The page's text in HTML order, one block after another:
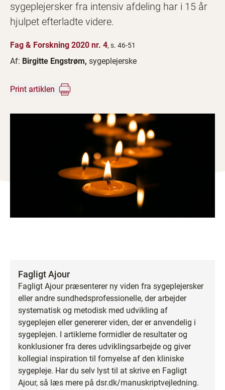
sygeplejersker fra intensiv afdeling har i 15 år
hjulpet efterladte videre.
Fag & Forskning 2020 nr. 4, s. 46-51
Af: Birgitte Engstrøm, sygeplejerske
Print artiklen
Fagligt Ajour
Fagligt Ajour præsenterer ny viden fra sygeplejersker
eller andre sundhedsprofessionelle, der arbejder
systematisk og metodisk med udvikling af
sygeplejen eller genererer viden, der er anvendelig i
sygeplejen. I artiklerne formidler de resultater og
konklusioner fra deres udviklingsarbejde og giver
kollegial inspiration til fornyelse af den kliniske
sygepleje. Har du selv lyst til at skrive en Fagligt
Ajour, så læs mere på dsr.dk/manuskriptvejledning.